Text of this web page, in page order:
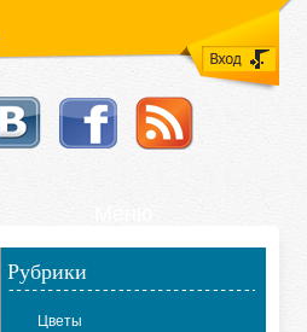
Рубрики
Цветы